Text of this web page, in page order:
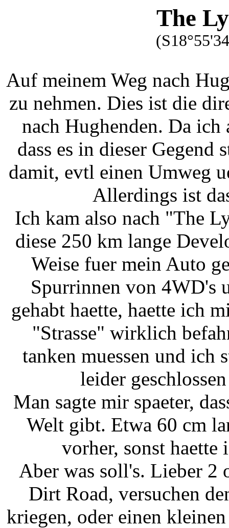
The
Auf meinem Weg nach
zu nehmen. Dies ist die
nach Hughenden. Da
dass es in dieser Gegend
damit, evtl einen Umweg
Allerdings ist
Ich kam also nach "The
diese 250 km lange
Weise fuer mein Auto
Spurrinnen von 4WD's
gehabt haette, haette ich
"Strasse" wirklich
tanken muessen und ich
leider
Man sagte mir spaeter,
Welt gibt. Etwa 60 cm
vorher, sonst haette
Aber was soll's. Lieber 2
Dirt Road, versuchen
kriegen, oder einen